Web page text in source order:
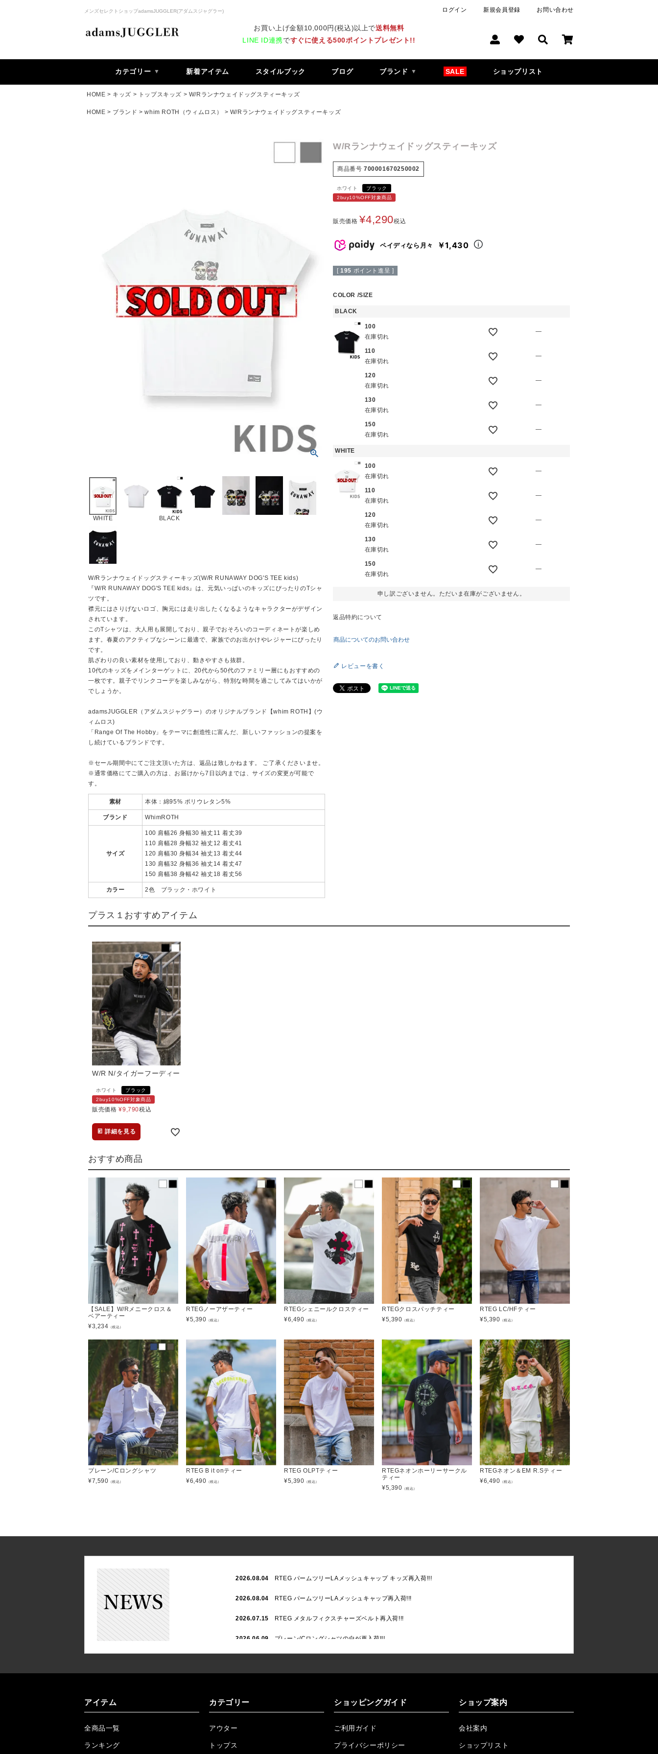
メンズセレクトショップadamsJUGGLER(アダムスジャグラー) ログイン 新規会員登録 お問い合わせ
お買い上げ金額10,000円(税込)以上で送料無料
LINE ID連携ですぐに使える500ポイントプレゼント!!
カテゴリー 新着アイテム スタイルブック ブログ ブランド SALE ショップリスト
HOME キッズ トップスキッズ W/Rランナウェイドッグスティーキッズ
HOME ブランド whim ROTH（ウィムロス） W/Rランナウェイドッグスティーキッズ
WHITE BLACK
W/Rランナウェイドッグスティーキッズ(W/R RUNAWAY DOG'S TEE kids)
『W/R RUNAWAY DOG'S TEE kids』は、元気いっぱいのキッズにぴったりのTシャ
ツです。
襟元にはさりげないロゴ、胸元には走り出したくなるようなキャラクターがデザイン
されています。
このTシャツは、大人用も展開しており、親子でおそろいのコーディネートが楽しめ
ます。春夏のアクティブなシーンに最適で、家族でのお出かけやレジャーにぴったり
です。
肌ざわりの良い素材を使用しており、動きやすさも抜群。
10代のキッズをメインターゲットに、20代から50代のファミリー層にもおすすめの
一枚です。親子でリンクコーデを楽しみながら、特別な時間を過ごしてみてはいかが
でしょうか。
adamsJUGGLER（アダムスジャグラー）のオリジナルブランド【whim ROTH】(ウ
ィムロス)
「Range Of The Hobby」をテーマに創造性に富んだ、新しいファッションの提案を
し続けているブランドです。
※セール期間中にてご注文頂いた方は、返品は致しかねます。 ご了承くださいませ。
※通常価格にてご購入の方は、お届けから7日以内までは、サイズの変更が可能で
す。
素材 本体：綿95% ポリウレタン5%
ブランド WhimROTH
サイズ
100 肩幅26 身幅30 袖丈11 着丈39
110 肩幅28 身幅32 袖丈12 着丈41
120 肩幅30 身幅34 袖丈13 着丈44
130 肩幅32 身幅36 袖丈14 着丈47
150 肩幅38 身幅42 袖丈18 着丈56
カラー 2色 ブラック・ホワイト
W/Rランナウェイドッグスティーキッズ
商品番号 700001670250002
ホワイト
ブラック
2buy10%OFF対象商品
販売価格 ¥4,290税込
ペイディなら月々 ￥1,430
[ 195 ポイント進呈 ]
COLOR SIZE
BLACK
100
在庫切れ
—
110
在庫切れ
—
120
在庫切れ
—
130
在庫切れ
—
150
在庫切れ
—
WHITE
100
在庫切れ
—
110
在庫切れ
—
120
在庫切れ
—
130
在庫切れ
—
150
在庫切れ
—
申し訳ございません。ただいま在庫がございません。
返品特約について
商品についてのお問い合わせ
レビューを書く
プラス１おすすめアイテム
W/R N/タイガーフーディー
ホワイト
ブラック
2buy10%OFF対象商品
販売価格 ¥9,790税込
詳細を見る
おすすめ商品
【SALE】W/Rメニークロス＆
ベアーティー
¥3,234 （税込）
RTEGノーアザーティー
¥5,390 （税込）
RTEGシェニールクロスティー
¥6,490 （税込）
RTEGクロスパッチティー
¥5,390 （税込）
RTEG LC/HFティー
¥5,390 （税込）
プレーン/Cロングシャツ
¥7,590 （税込）
RTEG B it onティー
¥6,490 （税込）
RTEG OLPTティー
¥5,390 （税込）
RTEGネオンホーリーサークル
ティー
¥5,390 （税込）
RTEGネオン＆EM R.Sティー
¥6,490 （税込）
2026.08.04 RTEG パームツリーLAメッシュキャップ キッズ再入荷!!!
2026.08.04 RTEG パームツリーLAメッシュキャップ再入荷!!!
2026.07.15 RTEG メタルフィクスチャーズベルト再入荷!!!
2026.06.09 プレーン/Cロングシャツの白が再入荷!!!
2026.05.08 24/フリンジデニムロングパンツ再入荷!!!
アイテム
全商品一覧
ランキング
カテゴリー
アウター
トップス
ショッピングガイド
ご利用ガイド
プライバシーポリシー
ショップ案内
会社案内
ショップリスト